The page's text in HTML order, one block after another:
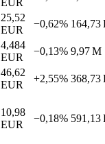
EUR
25,52
EUR
−0,62% 164,73
4,484
EUR
−0,13% 9,97 M
46,62
EUR
+2,55% 368,73
10,98
EUR
−0,18% 591,13